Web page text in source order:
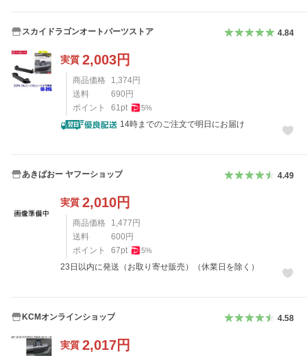
スカイドラゴンオートパーツストア 4.84
実質 2,003円
商品価格 1,374円
送料
690円
ポイント
61 pt 5%
14時までのご注文で明日にお届け
あきばおー ヤフーショップ 4.49
実質 2,010円
商品価格 1,477円
送料
600円
ポイント
67pt 5%
23日以内に発送（お取り寄せ販売）（休業日を除く）
KCMオンラインショップ 4.58
実質 2,017円